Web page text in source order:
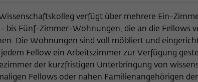
verfügt über mehrere Ein-
bis Fünf-Zimmer-Wohnungen, die an die Fellows
Die Wohnungen sind voll möbliert und
Fellow ein Arbeitszimmer zur Verfügung
der kurzfristigen Unterbringung von
Fellows oder nahen Familienangehörigen
wird dazu verwendet,